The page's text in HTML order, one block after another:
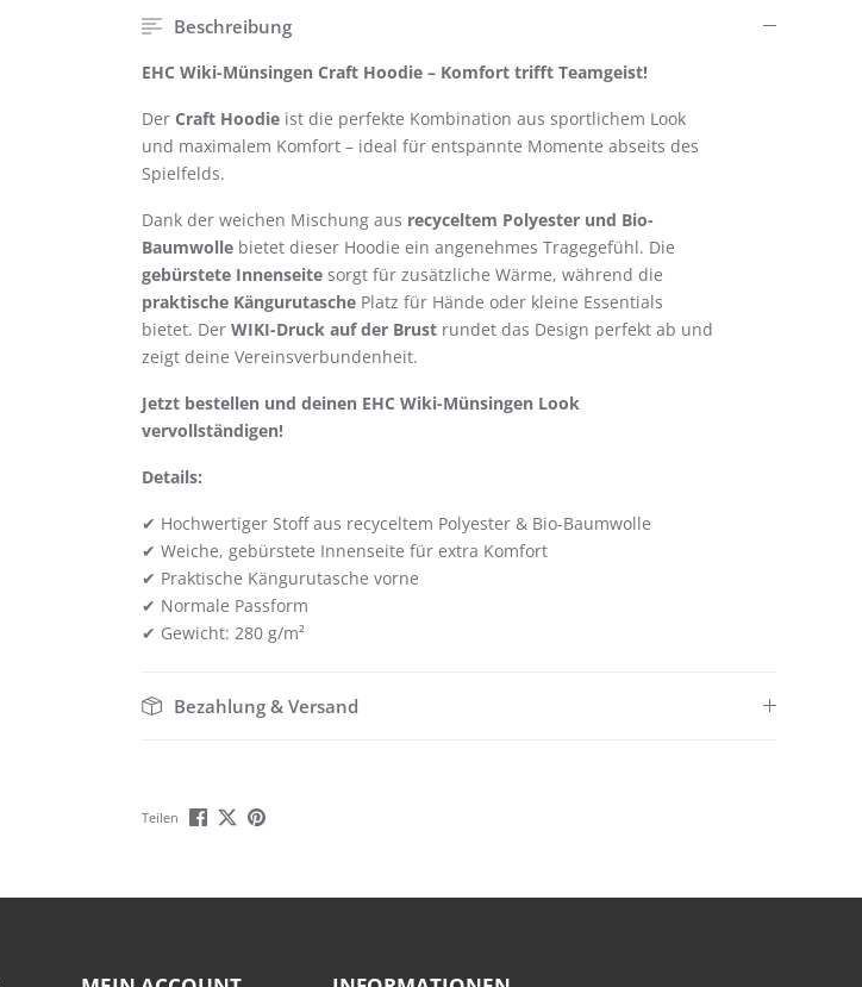
Beschreibung
EHC Wiki-Münsingen Craft Hoodie – Komfort trifft Teamgeist!
Der Craft Hoodie ist die perfekte Kombination aus sportlichem Look
und maximalem Komfort – ideal für entspannte Momente abseits des
Spielfelds.
Dank der weichen Mischung aus recyceltem Polyester und Bio-
Baumwolle bietet dieser Hoodie ein angenehmes Tragegefühl. Die
gebürstete Innenseite sorgt für zusätzliche Wärme, während die
praktische Kängurutasche Platz für Hände oder kleine Essentials
bietet. Der WIKI-Druck auf der Brust rundet das Design perfekt ab und
zeigt deine Vereinsverbundenheit.
Jetzt bestellen und deinen EHC Wiki-Münsingen Look
vervollständigen!
Details:
✔ Hochwertiger Stoff aus recyceltem Polyester & Bio-Baumwolle
✔ Weiche, gebürstete Innenseite für extra Komfort
✔ Praktische Kängurutasche vorne
✔ Normale Passform
✔ Gewicht: 280 g/m²
Bezahlung & Versand
Teilen